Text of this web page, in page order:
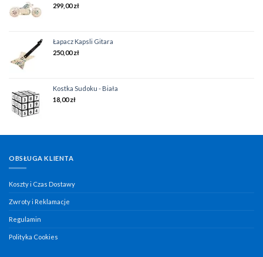
299,00zł
Łapacz Kapsli Gitara
250,00zł
Kostka Sudoku - Biała
18,00zł
OBSŁUGA KLIENTA
Koszty i Czas Dostawy
Zwroty i Reklamacje
Regulamin
Polityka Cookies